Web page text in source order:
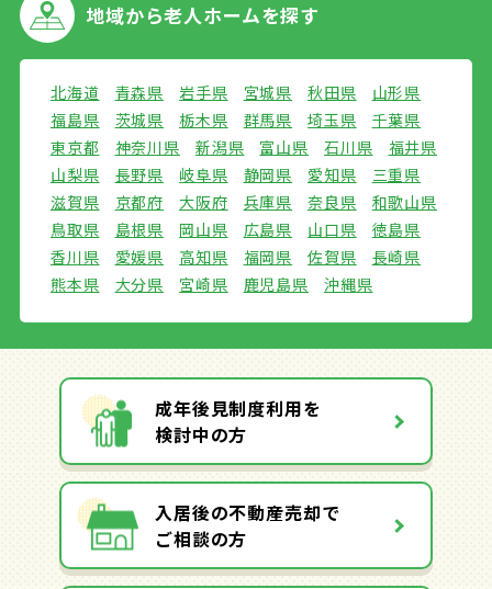
地域から老人ホームを探す
北海道 青森県 岩手県 宮城県 秋田県
山形県
福島県
茨城県 栃木県 群馬県 埼玉県
千葉県
東京都
神奈川県 新潟県 富山県 石川県
福井県
山梨県
長野県 岐阜県 静岡県 愛知県
三重県
滋賀県
京都府 大阪府 兵庫県 奈良県
和歌山県
鳥取県
島根県 岡山県 広島県 山口県
徳島県
香川県
愛媛県 高知県 福岡県 佐賀県
長崎県
熊本県
大分県 宮崎県 鹿児島県 沖縄県
成年後見制度利用を
検討中の方
入居後の不動産売却で
ご相談の方